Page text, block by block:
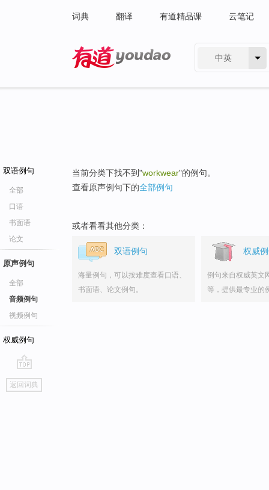
词典 翻译 有道精品课 云笔记
中英
双语例句
全部
口语
书面语
论文
原声例句
全部
音频例句
视频例句
权威例句
go
top
返回词典
当前分类下找不到"workwear"的例句。
查看原声例句下的全部例句
或者看看其他分类：
双语例句
海量例句，可以按难度查看口语、
书面语、论文例句。
权威
例句来自权威英文
等，提供最专业的